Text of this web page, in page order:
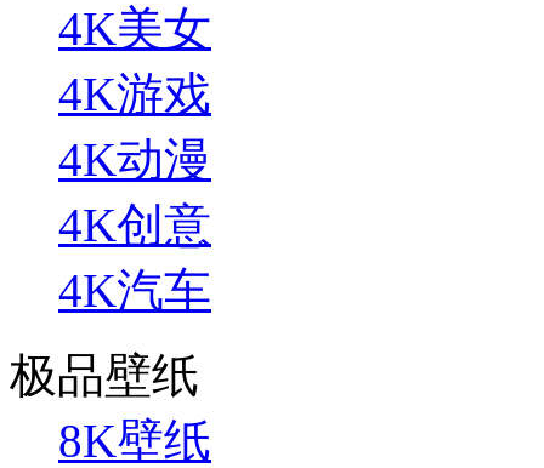
4K美女
4K游戏
4K动漫
4K创意
4K汽车
极品壁纸
8K壁纸